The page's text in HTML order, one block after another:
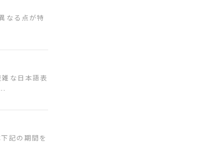
なる点が特
な日本語表
記の期間を